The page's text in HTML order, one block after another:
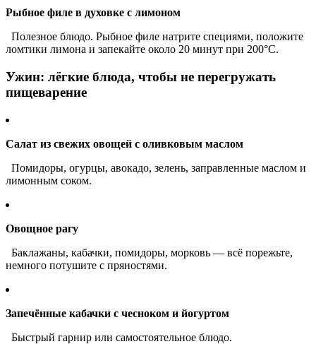
Рыбное филе в духовке с лимоном
Полезное блюдо. Рыбное филе натрите специями, положите
ломтики лимона и запекайте около 20 минут при 200°C.
Ужин: лёгкие блюда, чтобы не перегружать
пищеварение
Салат из свежих овощей с оливковым маслом
Помидоры, огурцы, авокадо, зелень, заправленные маслом и
лимонным соком.
Овощное рагу
Баклажаны, кабачки, помидоры, морковь — всё порежьте,
немного потушите с пряностями.
Запечённые кабачки с чесноком и йогуртом
Быстрый гарнир или самостоятельное блюдо.